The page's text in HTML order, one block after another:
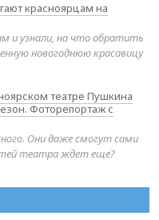
красноярцам на
и узнали, на что обратить
новогоднюю красавицу
театре Пушкина
Фоторепортаж с
Они даже смогут сами
театра ждет еще?